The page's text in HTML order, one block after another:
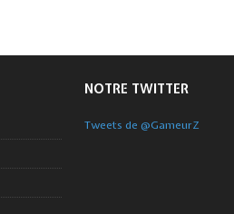
NOTRE TWITTER
Tweets de @GameurZ